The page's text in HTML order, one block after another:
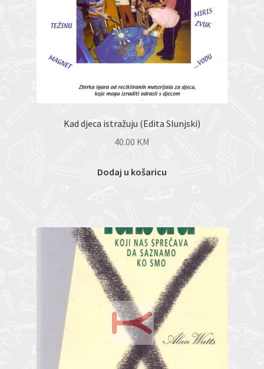
Kad djeca istražuju (Edita Slunjski)
40.00 KM
Dodaj u košaricu